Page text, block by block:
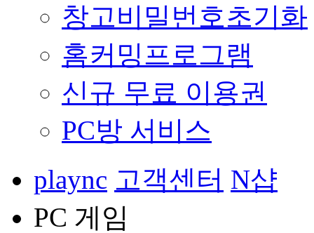
창고비밀번호초기화
홈커밍프로그램
신규 무료 이용권
PC방 서비스
plaync 고객센터 N샵
PC 게임